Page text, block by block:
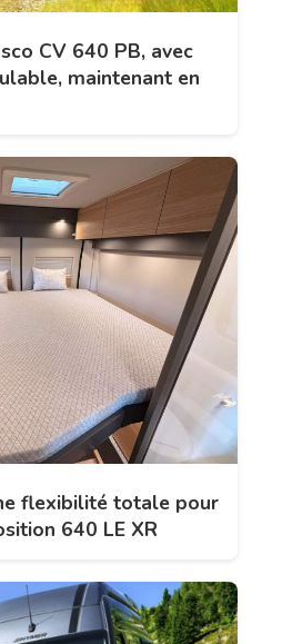
CV 640 PB, avec
maintenant en
flexibilité totale pour
640 LE XR